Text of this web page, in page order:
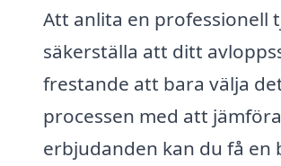
Att anlita en professionell
säkerställa att ditt
frestande att bara välja
processen med att
erbjudanden kan du få